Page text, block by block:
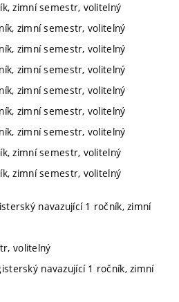
zimní semestr, volitelný
zimní semestr, volitelný
zimní semestr, volitelný
zimní semestr, volitelný
zimní semestr, volitelný
zimní semestr, volitelný
zimní semestr, volitelný
zimní semestr, volitelný
zimní semestr, volitelný
navazující 1 ročník, zimní
volitelný
navazující 1 ročník, zimní